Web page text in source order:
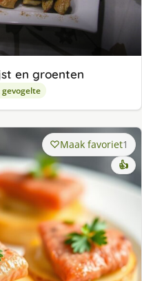
en groenten
gevogelte
Maak favoriet1
👍